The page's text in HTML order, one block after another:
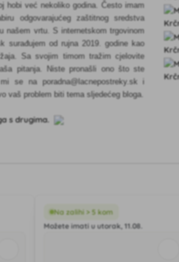
hobi već nekoliko godina. Često imam
odgovarajućeg zaštitnog sredstva
našem vrtu. S internetskom trgovinom
surađujem od rujna 2019. godine kao
Sa svojim timom tražim cjelovite
pitanja. Niste pronašli ono što ste
se na poradna@lacnepostreky.sk i
vaš problem biti tema sljedećeg bloga.
s drugima.
Na zalihi > 5 kom
Možete imati u utorak, 11.08.